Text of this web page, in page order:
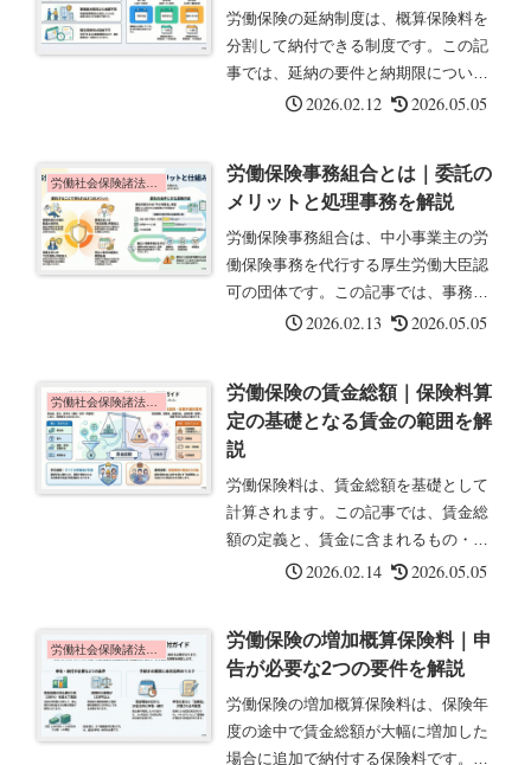
労働保険の延納制度は、概算保険料を
分割して納付できる制度です。この記
事では、延納の要件と納期限について
解説します。延納とは延納とは、概算
の負担を軽減するために設けられてい
ま...
2026.02.12 2026.05.05
労働社会保険諸法令の基礎知識
労働保険事務組合とは｜委託の
メリットと処理事務を解説
労働保険事務組合は、中小事業主の労
働保険事務を代行する厚生労働大臣認
可の団体です。この記事では、事務組
合の役割と委託のメリットについて解
けて、労働保険の事務処理を行う団体
で...
2026.02.13 2026.05.05
労働社会保険諸法令の基礎知識
労働保険の賃金総額｜保険料算
定の基礎となる賃金の範囲を解
説
労働保険料は、賃金総額を基礎として
計算されます。この記事では、賃金総
額の定義と、賃金に含まれるもの・含
まれないものについて解説します。賃
に使用するすべての労働者に支払う賃
金...
2026.02.14 2026.05.05
労働社会保険諸法令の基礎知識
労働保険の増加概算保険料｜申
告が必要な2つの要件を解説
労働保険の増加概算保険料は、保険年
度の途中で賃金総額が大幅に増加した
場合に追加で納付する保険料です。こ